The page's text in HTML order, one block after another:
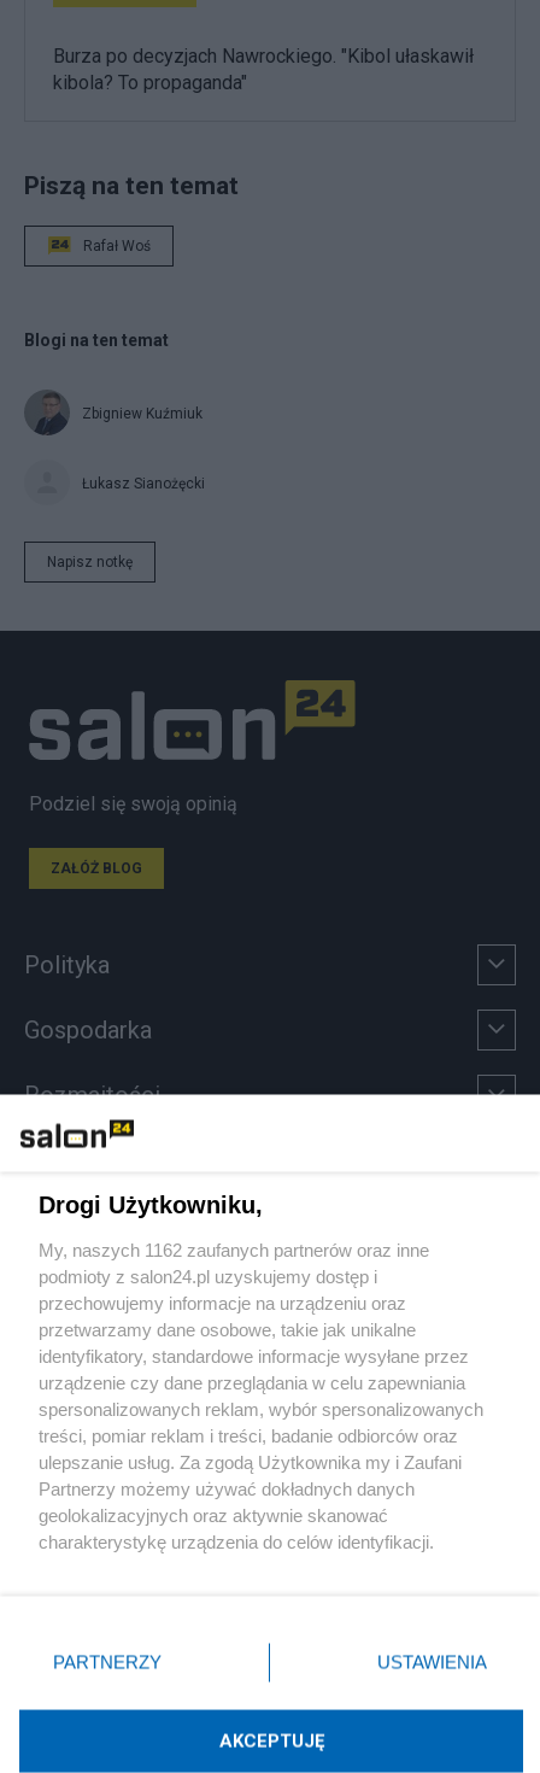
Burza po decyzjach Nawrockiego. "Kibol ułaskawił
kibola? To propaganda"
Piszą na ten temat
Rafał Woś
Blogi na ten temat
Zbigniew Kuźmiuk
Łukasz Sianożęcki
Napisz notkę
Podziel się swoją opinią
ZAŁÓŻ BLOG
Polityka
Gospodarka
Rozmaitości
Sport
Społeczeństwo
Kultura
X Facebook Instagram Youtube
Drogi Użytkowniku,
My, naszych 1162 zaufanych partnerów oraz inne
podmioty z salon24.pl uzyskujemy dostęp i
przechowujemy informacje na urządzeniu oraz
przetwarzamy dane osobowe, takie jak unikalne
identyfikatory, standardowe informacje wysyłane przez
urządzenie czy dane przeglądania w celu zapewniania
spersonalizowanych reklam, wybór spersonalizowanych
treści, pomiar reklam i treści, badanie odbiorców oraz
ulepszanie usług. Za zgodą Użytkownika my i Zaufani
Partnerzy możemy używać dokładnych danych
geolokalizacyjnych oraz aktywnie skanować
charakterystykę urządzenia do celów identyfikacji.
zmienić/wycofać klikając przycisk ustawień prywatności
znajdujący się w lewym dolnym rogu strony
rodzaje przetwarzania danych nie wymagają zgody
użytkownika, ale masz prawo sprzeciwić się takiemu
przetwarzaniu. Preferencje będą miały zastosowania tylko
PARTNERZY USTAWIENIA
AKCEPTUJĘ